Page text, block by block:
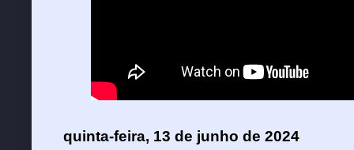
quinta-feira, 13 de junho de 2024